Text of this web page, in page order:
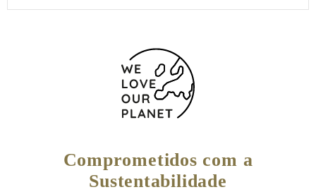
Comprometidos com a
Sustentabilidade